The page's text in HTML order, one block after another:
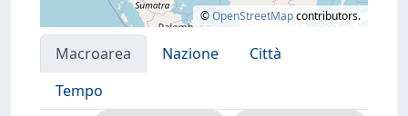
©OpenStreetMapcontributors.
Macroarea Nazione
Città
Tempo